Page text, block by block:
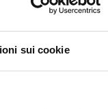
sui cookie